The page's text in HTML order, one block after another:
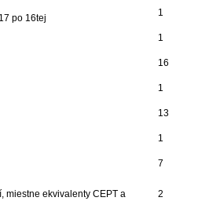
po 16tej
1
1
16
1
13
1
7
miestne ekvivalenty CEPT a
2